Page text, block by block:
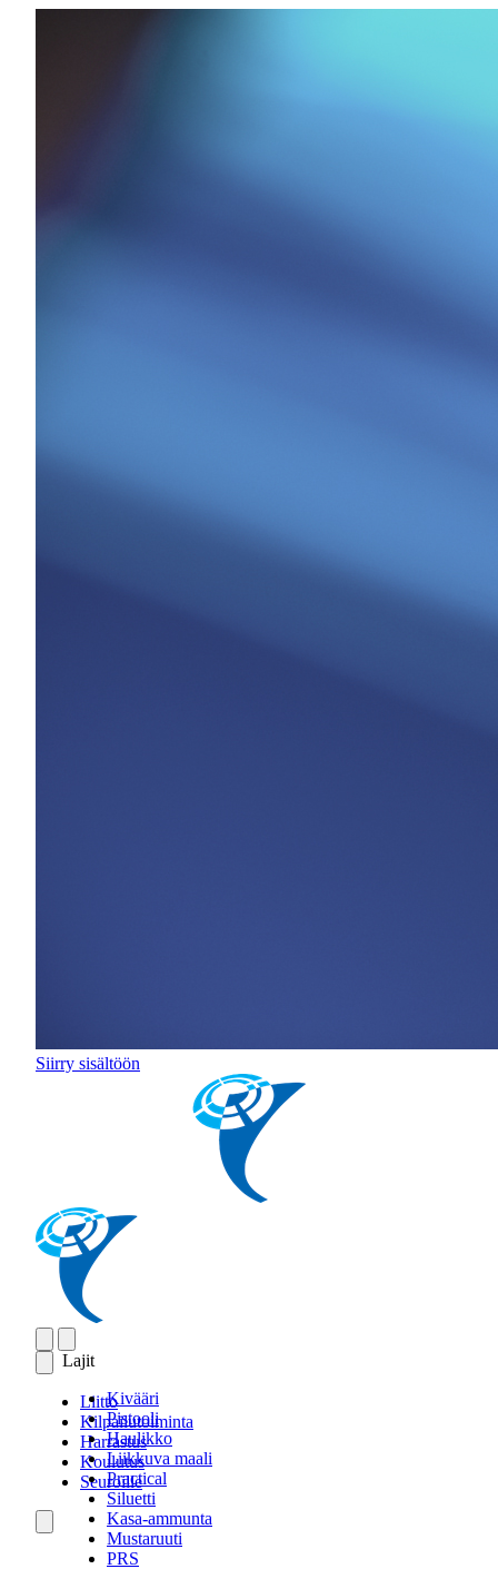
Siirry sisältöön
Lajit
Kivääri
Pistooli
Haulikko
Liikkuva maali
Practical
Siluetti
Kasa-ammunta
Mustaruuti
PRS
Liitto
Kilpailutoiminta
Harrastus
Koulutus
Seuroille